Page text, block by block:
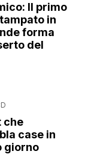
Il primo
in
forma
del
che
case in
giorno